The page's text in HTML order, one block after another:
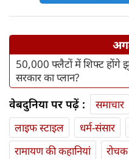
50,000 फ्लैटों में शिफ्‍ट होंगे
सरकार का प्लान?
वेबदुनिया पर पढ़ें : समाचार
लाइफ स्‍टाइल
धर्म-संसार
रामायण की कहानियां